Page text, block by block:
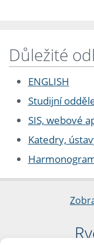
Důležité
ENGLISH
Studijní
SIS, webové
Katedry,